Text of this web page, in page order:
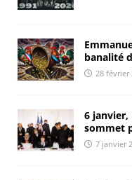
banalité
28 février
6
sommet
7 janvier